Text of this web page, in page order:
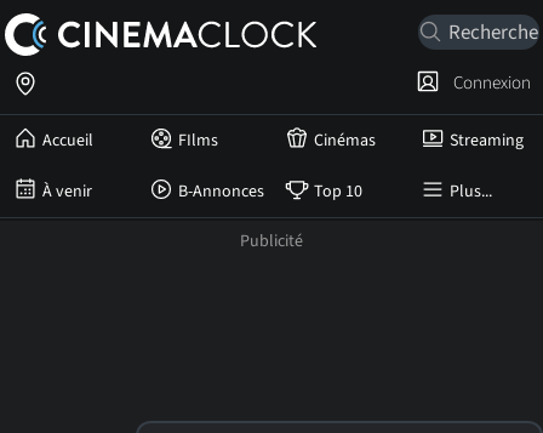
Accueil FIlms Cinémas Streaming
À venir B-Annonces Top 10 Plus...
Connexion